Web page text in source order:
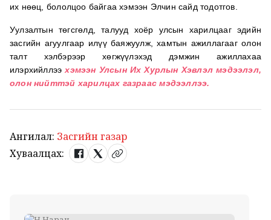
их нөөц, бололцоо байгаа хэмээн Элчин сайд тодотгов.
Уулзалтын төгсгөлд, талууд хоёр улсын харилцааг эдийн
засгийн агуулгаар илүү баяжуулж, хамтын ажиллагааг олон
талт хэлбэрээр хөгжүүлэхэд дэмжин ажиллахаа
илэрхийллээхэмээн Улсын Их Хурлын Хэвлэл мэдээлэл,
олон нийттэй харилцах газраас мэдээллээ.
Ангилал: Засгийн газар
Хуваалцах: